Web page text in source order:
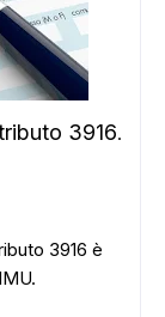
3916.
3916 è